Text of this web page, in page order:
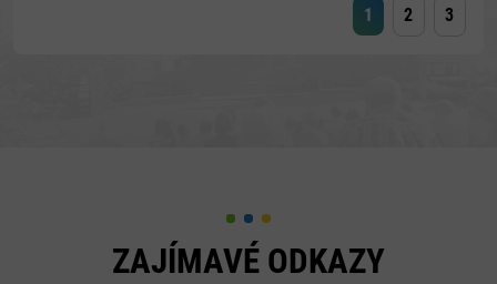
1 2 3
ZAJÍMAVÉ ODKAZY